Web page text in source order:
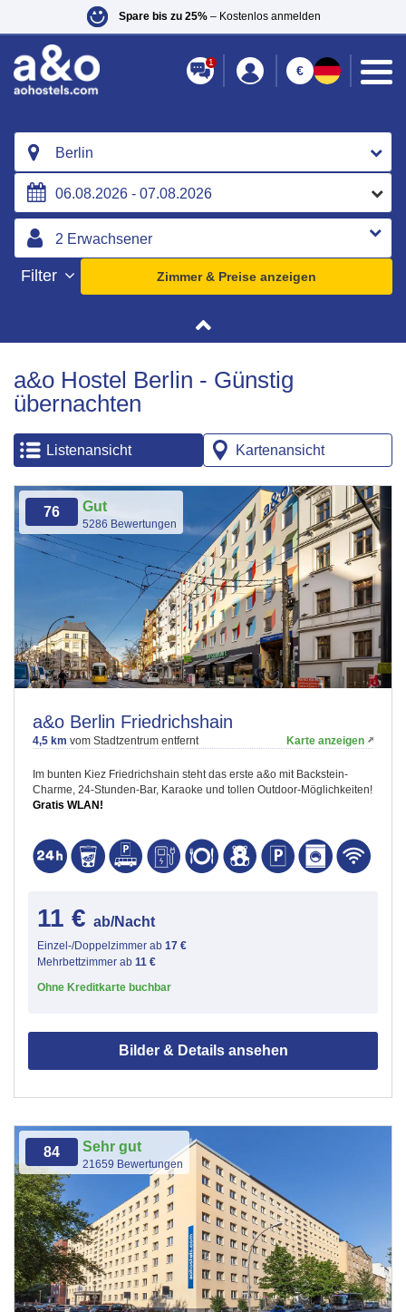
Spare bis zu 25%– Kostenlos anmelden
1
€
Berlin
Filter Zimmer & Preise anzeigen
a&o Hostel Berlin - Günstig
übernachten
Listenansicht Kartenansicht
76 Gut
5286 Bewertungen
a&o Berlin Friedrichshain
4,5 km vom Stadtzentrum entfernt Karte anzeigen
Im bunten Kiez Friedrichshain steht das erste a&o mit Backstein-
Charme, 24-Stunden-Bar, Karaoke und tollen Outdoor-Möglichkeiten!
Gratis WLAN!
11 € ab/Nacht
Einzel-/Doppelzimmer ab 17 €
Mehrbettzimmer ab 11 €
Ohne Kreditkarte buchbar
Bilder & Details ansehen
84 Sehr gut
21659 Bewertungen